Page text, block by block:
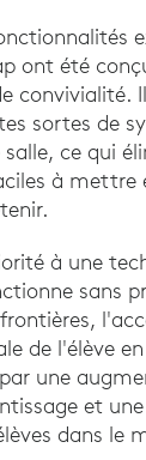
ont été
convivialité.
sortes de
ce qui
à mettre
à une
sans
de l'élève
une
et
dans le